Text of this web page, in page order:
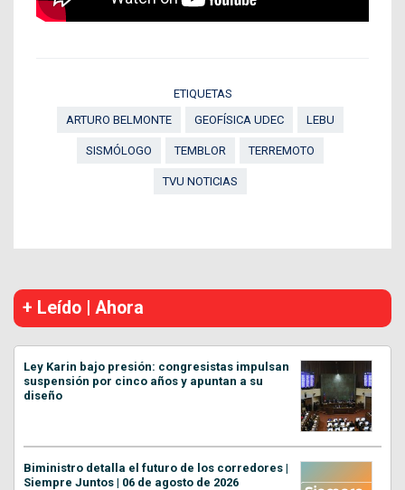
ETIQUETAS
ARTURO BELMONTE
GEOFÍSICA UDEC LEBU
SISMÓLOGO TEMBLOR TERREMOTO
TVU NOTICIAS
+ Leído | Ahora
Ley Karin bajo presión: congresistas impulsan
suspensión por cinco años y apuntan a su
diseño
Biministro detalla el futuro de los corredores |
Siempre Juntos | 06 de agosto de 2026